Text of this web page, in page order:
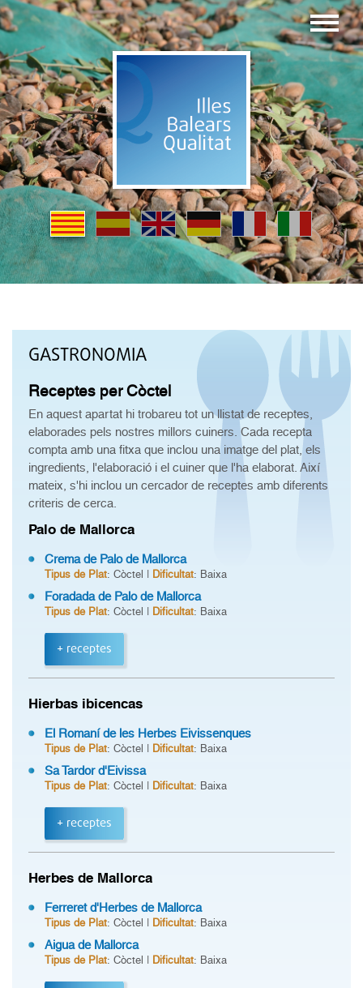
GASTRONOMIA
Receptes per Còctel
En aquest apartat hi trobareu tot un llistat de receptes,
elaborades pels nostres millors cuiners. Cada recepta
compta amb una fitxa que inclou una imatge del plat, els
ingredients, l'elaboració i el cuiner que l'ha elaborat. Així
mateix, s'hi inclou un cercador de receptes amb diferents
criteris de cerca.
Palo de Mallorca
Crema de Palo de Mallorca
Tipus de Plat: Còctel | Dificultat: Baixa
Foradada de Palo de Mallorca
Tipus de Plat: Còctel | Dificultat: Baixa
+ receptes
Hierbas ibicencas
El Romaní de les Herbes Eivissenques
Tipus de Plat: Còctel | Dificultat: Baixa
Sa Tardor d'Eivissa
Tipus de Plat: Còctel | Dificultat: Baixa
+ receptes
Herbes de Mallorca
Ferreret d'Herbes de Mallorca
Tipus de Plat: Còctel | Dificultat: Baixa
Aigua de Mallorca
Tipus de Plat: Còctel | Dificultat: Baixa